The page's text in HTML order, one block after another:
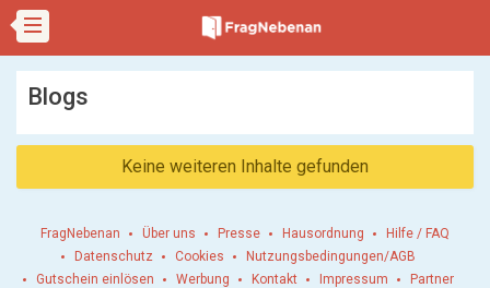
Blogs
Keine weiteren Inhalte gefunden
FragNebenan Über uns Presse Hausordnung
Hilfe / FAQ
Datenschutz
Cookies
Nutzungsbedingungen/AGB
Gutschein einlösen
Werbung Kontakt Impressum Partner